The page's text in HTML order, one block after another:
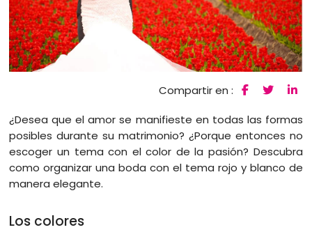
Compartir en :
¿Desea que el amor se manifieste en todas las formas
posibles durante su matrimonio? ¿Porque entonces no
escoger un tema con el color de la pasión? Descubra
como organizar una boda con el tema rojo y blanco de
manera elegante.
Los colores